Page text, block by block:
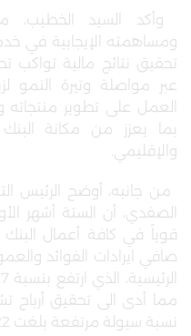
وأكد السيد الخطيب،
ومساهمته الإيجابية في
تحقيق نتائج مالية
عبر مواصلة وتيرة النمو
العمل على تطوير منتجاته
بما يعزز من مكانة
والإقليمي.
من جانبه، أوضح الرئيس
الصفدي، أن الستة أشهر
قوياً في كافة أعمال
صافي ايرادات الفوائد
مما أدى الى تحقيق أرباح
نسبة سيولة مرتفعة بلغت